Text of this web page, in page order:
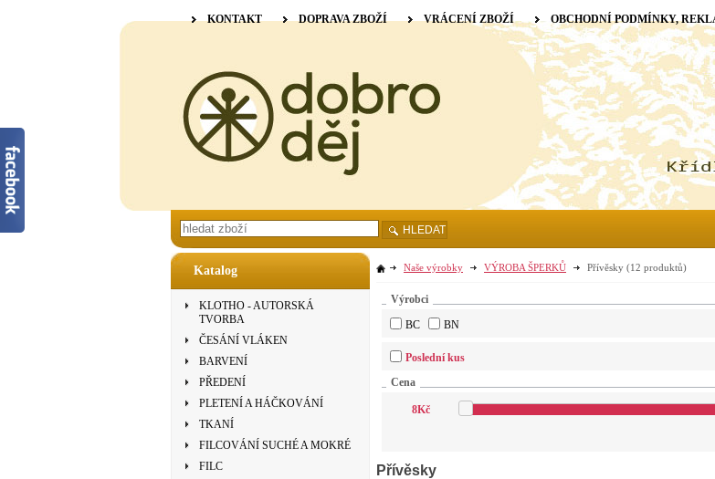
Katalog
KLOTHO - AUTORSKÁ
TVORBA
ČESÁNÍ VLÁKEN
BARVENÍ
PŘEDENÍ
PLETENÍ A HÁČKOVÁNÍ
TKANÍ
FILCOVÁNÍ SUCHÉ A MOKRÉ
FILC
Naše výrobky VÝROBA ŠPERKŮ Přívěsky (12 produktů)
Výrobci
BC
BN
Poslední kus
Cena
8Kč
Přívěsky
KONTAKT DOPRAVA ZBOŽÍ VRÁCENÍ ZBOŽÍ OBCHODNÍ PODMÍNKY,
HLEDAT